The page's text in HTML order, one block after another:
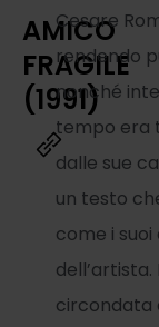
AMICO
FRAGILE
(1991)
Cesare
rendendo
nonché
tempo era
dalle sue
un testo
come i
circondata